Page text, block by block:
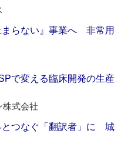
まらない』事業へ 非常用
で変える臨床開発の生産
株式会社
とつなぐ「翻訳者」に 城